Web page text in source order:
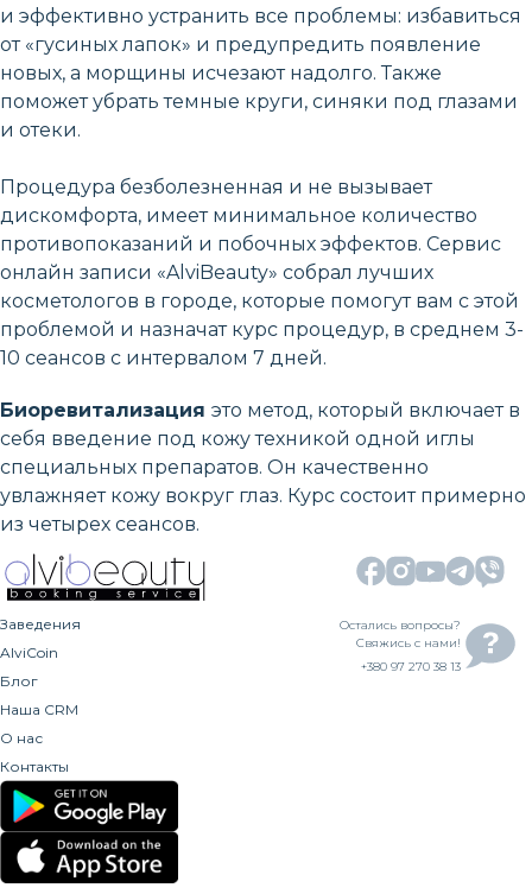
и эффективно устранить все проблемы: избавиться
от «гусиных лапок» и предупредить появление
новых, а морщины исчезают надолго. Также
поможет убрать темные круги, синяки под глазами
и отеки.
Процедура безболезненная и не вызывает
дискомфорта, имеет минимальное количество
противопоказаний и побочных эффектов. Сервис
онлайн записи «AlviBeauty» собрал лучших
косметологов в городе, которые помогут вам с этой
проблемой и назначат курс процедур, в среднем 3-
10 сеансов с интервалом 7 дней.
Биоревитализация это метод, который включает в
себя введение под кожу техникой одной иглы
специальных препаратов. Он качественно
увлажняет кожу вокруг глаз. Курс состоит примерно
из четырех сеансов.
Заведения
AlviCoin
Блог
Наша CRM
О нас
Контакты
Остались вопросы?
Свяжись с нами!
+380 97 270 38 13